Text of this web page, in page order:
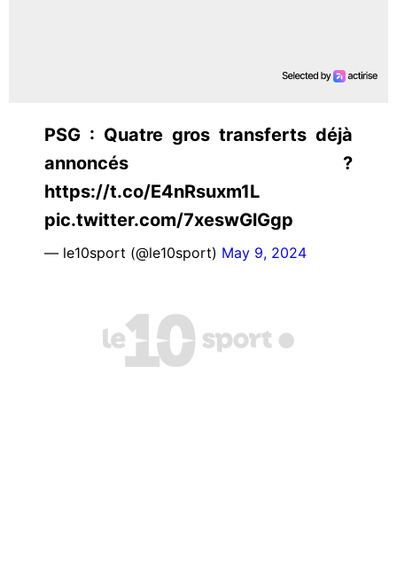
PSG : Quatre gros transferts déjà
annoncés ?
https://t.co/E4nRsuxm1L
pic.twitter.com/7xeswGlGgp
— le10sport (@le10sport) May 9, 2024